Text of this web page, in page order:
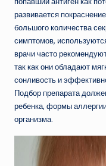
развивается
большого количества
симптомов,
врачи часто
так как они обладают
сонливость и
Подбор препарата
ребенка, формы
организма.